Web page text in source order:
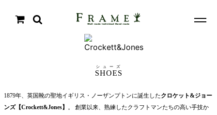
SHOES
シューズ
1879年、英国靴の聖地イギリス・ノーザンプトンに誕生したクロケット&ジョー
ンズ【Crockett&Jones】
。 創業以来、熟練したクラフトマンたちの高い手技か